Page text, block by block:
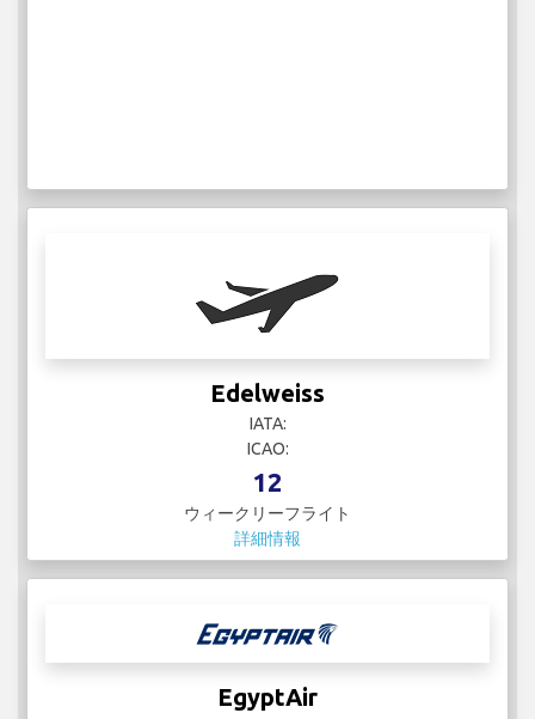
Edelweiss
IATA:
ICAO:
12
ウィークリーフライト
詳細情報
EgyptAir